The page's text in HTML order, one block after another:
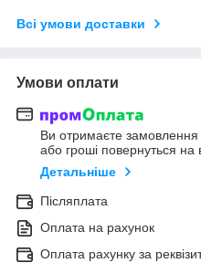
Всі умови доставки
Умови оплати
Ви отримаєте замовлення
або гроші повернуться на
Детальніше
Післяплата
Оплата на рахунок
Оплата рахунку за